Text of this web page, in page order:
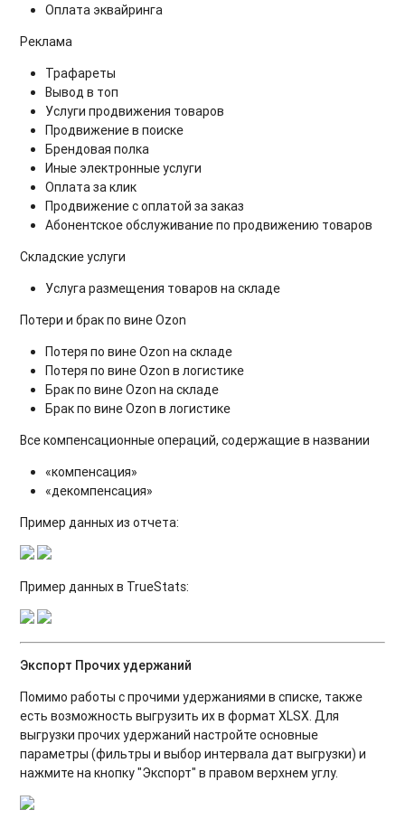
Оплата эквайринга
Реклама
Трафареты
Вывод в топ
Услуги продвижения товаров
Продвижение в поиске
Брендовая полка
Иные электронные услуги
Оплата за клик
Продвижение с оплатой за заказ
Абонентское обслуживание по продвижению товаров
Складские услуги
Услуга размещения товаров на складе
Потери и брак по вине Ozon
Потеря по вине Ozon на складе
Потеря по вине Ozon в логистике
Брак по вине Ozon на складе
Брак по вине Ozon в логистике
Все компенсационные операций, содержащие в названии
«компенсация»
«декомпенсация»
Пример данных из отчета:
Пример данных в TrueStats:
Экспорт Прочих удержаний
Помимо работы с прочими удержаниями в списке, также
есть возможность выгрузить их в формат XLSX. Для
выгрузки прочих удержаний настройте основные
параметры (фильтры и выбор интервала дат выгрузки) и
нажмите на кнопку "Экспорт" в правом верхнем углу.